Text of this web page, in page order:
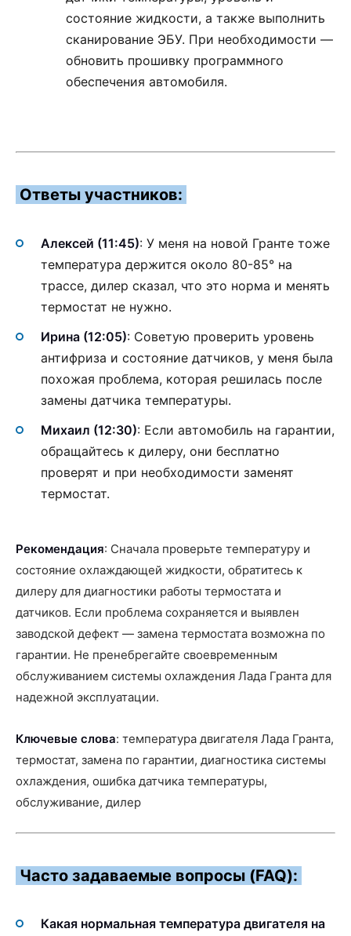
состояние жидкости, а также выполнить
сканирование ЭБУ. При необходимости —
обновить прошивку программного
обеспечения автомобиля.
Ответы участников:
Алексей (11:45): У меня на новой Гранте тоже
температура держится около 80-85° на
трассе, дилер сказал, что это норма и менять
термостат не нужно.
Ирина (12:05): Советую проверить уровень
антифриза и состояние датчиков, у меня была
похожая проблема, которая решилась после
замены датчика температуры.
Михаил (12:30): Если автомобиль на гарантии,
обращайтесь к дилеру, они бесплатно
проверят и при необходимости заменят
термостат.
Рекомендация: Сначала проверьте температуру и
состояние охлаждающей жидкости, обратитесь к
дилеру для диагностики работы термостата и
датчиков. Если проблема сохраняется и выявлен
заводской дефект — замена термостата возможна по
гарантии. Не пренебрегайте своевременным
обслуживанием системы охлаждения Лада Гранта для
надежной эксплуатации.
Ключевые слова: температура двигателя Лада Гранта,
термостат, замена по гарантии, диагностика системы
охлаждения, ошибка датчика температуры,
обслуживание, дилер
Часто задаваемые вопросы (FAQ):
Какая нормальная температура двигателя на